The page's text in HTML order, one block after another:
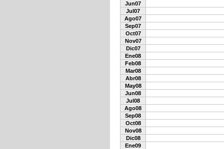
Jun07
Jul07
Ago07
Sep07
Oct07
Nov07
Dic07
Ene08
Feb08
Mar08
Abr08
May08
Jun08
Jul08
Ago08
Sep08
Oct08
Nov08
Dic08
Ene09